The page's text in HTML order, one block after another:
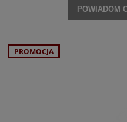
POWIADOM
PROMOCJA